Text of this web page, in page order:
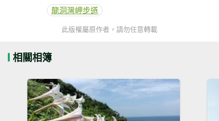
龍洞灣岬步道
此版權屬原作者，請勿任意轉載
相關相簿